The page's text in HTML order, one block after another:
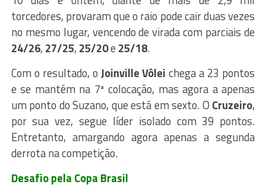
torcedores, provaram que o raio pode cair duas vezes
no mesmo lugar, vencendo de virada com parciais de
24/26, 27/25, 25/20e 25/18.
Com o resultado, o Joinville Vôlei chega a 23 pontos
e se mantém na 7ª colocação, mas agora a apenas
um ponto do Suzano, que está em sexto. O Cruzeiro,
por sua vez, segue líder isolado com 39 pontos.
Entretanto, amargando agora apenas a segunda
derrota na competição.
Desafio pela Copa Brasil